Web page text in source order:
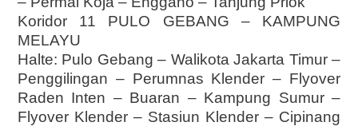
Koridor 11 PULO GEBANG – KAMPUNG
MELAYU
Halte: Pulo Gebang – Walikota Jakarta Timur –
Penggilingan – Perumnas Klender – Flyover
Raden Inten – Buaran – Kampung Sumur –
Flyover Klender – Stasiun Klender – Cipinang